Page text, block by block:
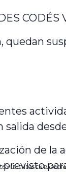
Y LEYENDAS EN BARGOTA
CODÉS
quedan
salida
de la